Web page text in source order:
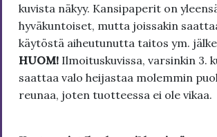
kuvista näkyy. Kansipaperit on
hyväkuntoiset, mutta joissakin
käytöstä aiheutunutta taitos ym.
HUOM! Ilmoituskuvissa, varsinkin 3.
saattaa valo heijastaa molemmin
reunaa, joten tuotteessa ei ole vikaa.